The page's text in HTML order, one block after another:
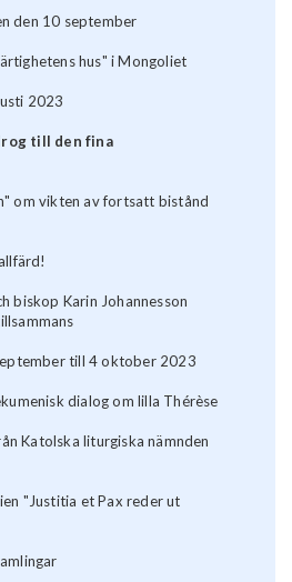
den 10 september
hus" i Mongoliet
2023
till den fina
om vikten av fortsatt bistånd
biskop Karin Johannesson
till 4 oktober 2023
dialog om lilla Thérèse
Katolska liturgiska nämnden
"Justitia et Pax reder ut